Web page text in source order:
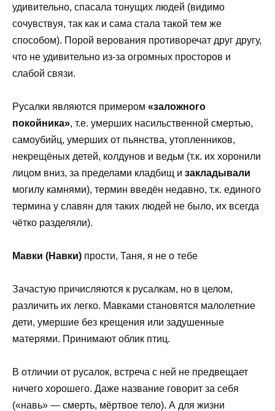
удивительно, спасала тонущих людей (видимо
сочувствуя, так как и сама стала такой тем же
способом). Порой верования противоречат друг другу,
что не удивительно из-за огромных просторов и
слабой связи.
Русалки являются примером «заложного
покойника», т.е. умерших насильственной смертью,
самоубийц, умерших от пьянства, утопленников,
некрещёных детей, колдунов и ведьм (т.к. их хоронили
лицом вниз, за пределами кладбищ и закладывали
могилу камнями), термин введён недавно, т.к. единого
термина у славян для таких людей не было, их всегда
чётко разделяли).
Мавки (Навки) прости, Таня, я не о тебе
Зачастую причисляются к русалкам, но в целом,
различить их легко. Мавками становятся малолетние
дети, умершие без крещения или задушенные
матерями. Принимают облик птиц.
В отличии от русалок, встреча с ней не предвещает
ничего хорошего. Даже название говорит за себя
(«навь» — смерть, мёртвое тело). А для жизни